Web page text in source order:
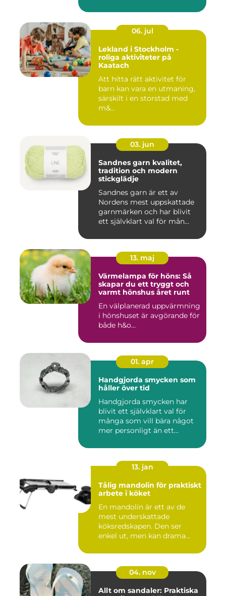
06. jul
Lekland i Stockholm -
roliga aktiviteter på
Kaatach
Att hitta rätt aktivitet för
barn kan vara en utmaning,
särskilt i en storstad med
m&...
03. jun
Sandnes garn kvalitet,
tradition och modern
stickglädje
Sandnes garn är ett av
Nordens mest uppskattade
garnmärken och har blivit
ett självklart val för mån...
13. maj
Värmelampa för höns: Så
skapar du ett tryggt och
varmt hönshus året runt
En välplanerad uppvärmning
i hönshuset är avgörande för
både h&o...
01. apr
Handgjorda smycken som
håller över tid
Handgjorda smycken har
blivit ett självklart val för
många som vill bära något
mer personligt än ett...
13. jan
Tålig mandolin för praktiskt
arbete i köket
En mandolin är ett av de
mest underskattade
köksredskapen. Den ser
enkel ut, men kan drama...
04. nov
Allt om sandaler: Praktiska